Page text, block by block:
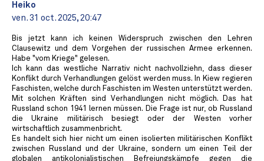
Heiko
ven. 31 oct. 2025, 20:47
Bis jetzt kann ich keinen Widerspruch zwischen den Lehren
Clausewitz und dem Vorgehen der russischen Armee erkennen.
Habe "vom Kriege" gelesen.
Ich kann das westliche Narrativ nicht nachvollziehn, dass dieser
Konflikt durch Verhandlungen gelöst werden muss. In Kiew regieren
Faschisten, welche durch Faschisten im Westen unterstützt werden.
Mit solchen Kräften sind Verhandlungen nicht möglich. Das hat
Russland schon 1941 lernen müssen. Die Frage ist nur, ob Russland
die Ukraine militärisch besiegt oder der Westen vorher
wirtschaftlich zusammenbricht.
Es handelt sich hier nicht um einen isolierten militärischen Konflikt
zwischen Russland und der Ukraine, sondern um einen Teil der
globalen antikolonialistischen Befreiungskämpfe gegen die